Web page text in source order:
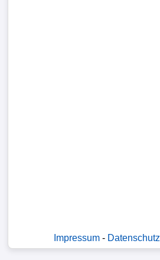
Impressum- Datenschutz